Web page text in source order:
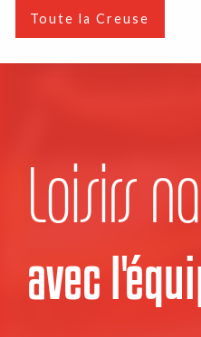
Toute la Creuse
Loisirs
avec